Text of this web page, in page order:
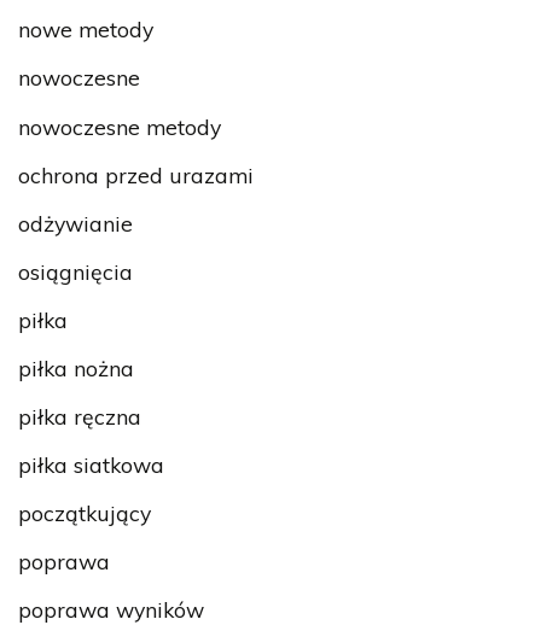
nowe metody
nowoczesne
nowoczesne metody
ochrona przed urazami
odżywianie
osiągnięcia
piłka
piłka nożna
piłka ręczna
piłka siatkowa
początkujący
poprawa
poprawa wyników